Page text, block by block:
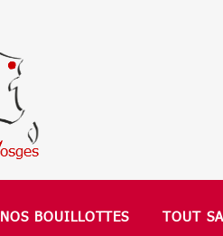
NOS BOUILLOTTES TOUT